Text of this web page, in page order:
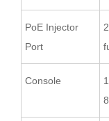
PoE Injector
Port
Console